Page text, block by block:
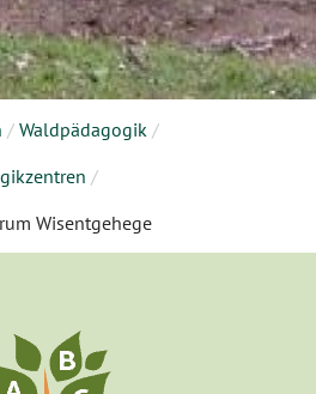
/ Waldpädagogik /
/
Wisentgehege